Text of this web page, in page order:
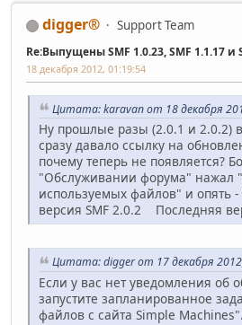
digger® Support Team
Re:Выпущены SMF 1.0.23, SMF 1.1.17 и
18 декабря 2012, 01:19:54
Цитата: karavan от 18 декабря
Ну прошлые разы (2.0.1 и 2.0.2)
сразу давало ссылку на
почему теперь не появляется?
"Обслуживании форума" нажал
используемых файлов" и опять
версия SMF 2.0.2 Последняя
Цитата: digger от 17 декабря
Если у вас нет уведомления об
запустите запланированное
файлов с сайта Simple Machines".